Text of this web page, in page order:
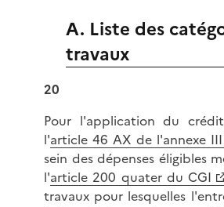
A. Liste des
travaux
20
Pour l'application du
l'article 46 AX de l'annexe
sein des dépenses éligibles
l'article 200 quater du CGI
travaux pour lesquelles